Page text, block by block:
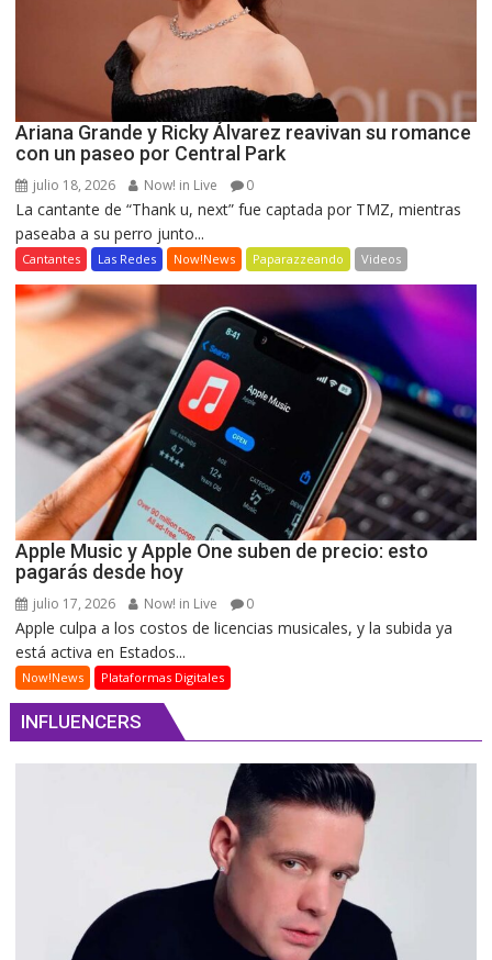
Ariana Grande y Ricky Álvarez reavivan su romance
con un paseo por Central Park
julio 18, 2026 Now! in Live 0
La cantante de “Thank u, next” fue captada por TMZ, mientras
paseaba a su perro junto...
Cantantes Las Redes Now!News Paparazzeando Videos
Apple Music y Apple One suben de precio: esto
pagarás desde hoy
julio 17, 2026 Now! in Live 0
Apple culpa a los costos de licencias musicales, y la subida ya
está activa en Estados...
Now!News Plataformas Digitales
INFLUENCERS